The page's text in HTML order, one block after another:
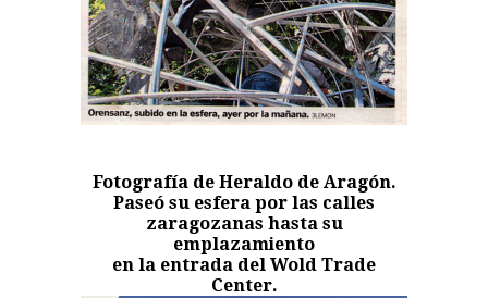
Fotografía de Heraldo de Aragón.
Paseó su esfera por las calles
zaragozanas hasta su
emplazamiento
en la entrada del Wold Trade
Center.